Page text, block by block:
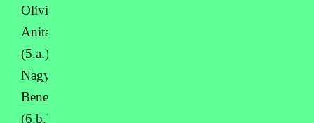
Olívia
Anita
(5.a.),
Nagy
Benedek
(6.b.),